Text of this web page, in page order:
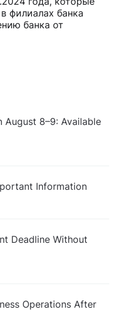
филиалах банка
банка от
August 8–9: Available
Information
Deadline Without
Operations After